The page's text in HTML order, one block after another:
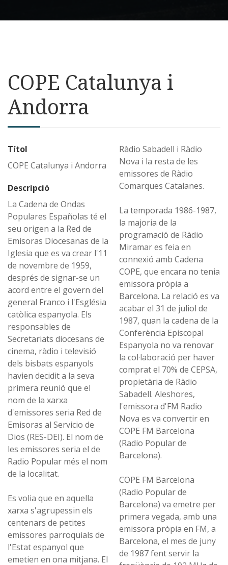
COPE Catalunya i
Andorra
Títol
COPE Catalunya i Andorra
Descripció
La Cadena de Ondas
Populares Españolas té el
seu origen a la Red de
Emisoras Diocesanas de la
Iglesia que es va crear l'11
de novembre de 1959,
després de signar-se un
acord entre el govern del
general Franco i l'Església
catòlica espanyola. Els
responsables de
Secretariats diocesans de
cinema, ràdio i televisió
dels bisbats espanyols
havien decidit a la seva
primera reunió que el
nom de la xarxa
d'emissores seria Red de
Emisoras al Servicio de
Dios (RES-DEI). El nom de
les emissores seria el de
Radio Popular més el nom
de la localitat.
Es volia que en aquella
xarxa s'agrupessin els
centenars de petites
emissores parroquials de
l'Estat espanyol que
emetien en ona mitjana. El
Ràdio Sabadell i Ràdio
Nova i la resta de les
emissores de Ràdio
Comarques Catalanes.
La temporada 1986-1987,
la majoria de la
programació de Ràdio
Miramar es feia en
connexió amb Cadena
COPE, que encara no tenia
emissora pròpia a
Barcelona. La relació es va
acabar el 31 de juliol de
1987, quan la cadena de la
Conferència Episcopal
Espanyola no va renovar
la col·laboració per haver
comprat el 70% de CEPSA,
propietària de Ràdio
Sabadell. Aleshores,
l'emissora d'FM Radio
Nova es va convertir en
COPE FM Barcelona
(Radio Popular de
Barcelona).
COPE FM Barcelona
(Radio Popular de
Barcelona) va emetre per
primera vegada, amb una
emissora pròpia en FM, a
Barcelona, el mes de juny
de 1987 fent servir la